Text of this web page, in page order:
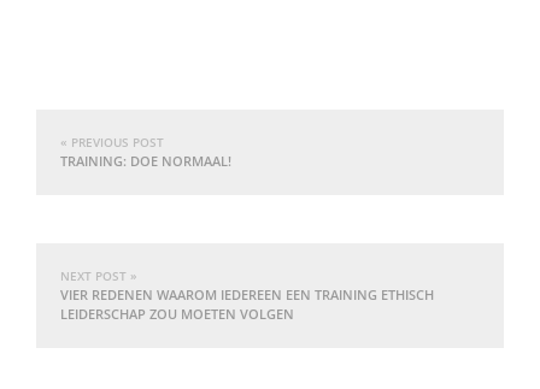
« PREVIOUS POST
TRAINING: DOE NORMAAL!
NEXT POST »
VIER REDENEN WAAROM IEDEREEN EEN TRAINING ETHISCH
LEIDERSCHAP ZOU MOETEN VOLGEN